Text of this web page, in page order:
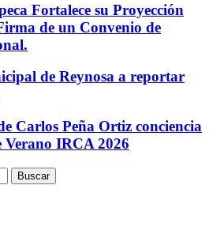
Fortalece su Proyección
de un Convenio de
de Reynosa a reportar
Carlos Peña Ortiz conciencia
Verano IRCA 2026